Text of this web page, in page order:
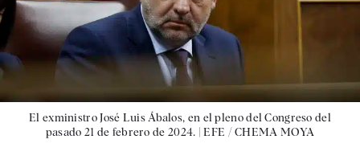
El exministro José Luis Ábalos, en el pleno del Congreso del
pasado 21 de febrero de 2024. |EFE / CHEMA MOYA